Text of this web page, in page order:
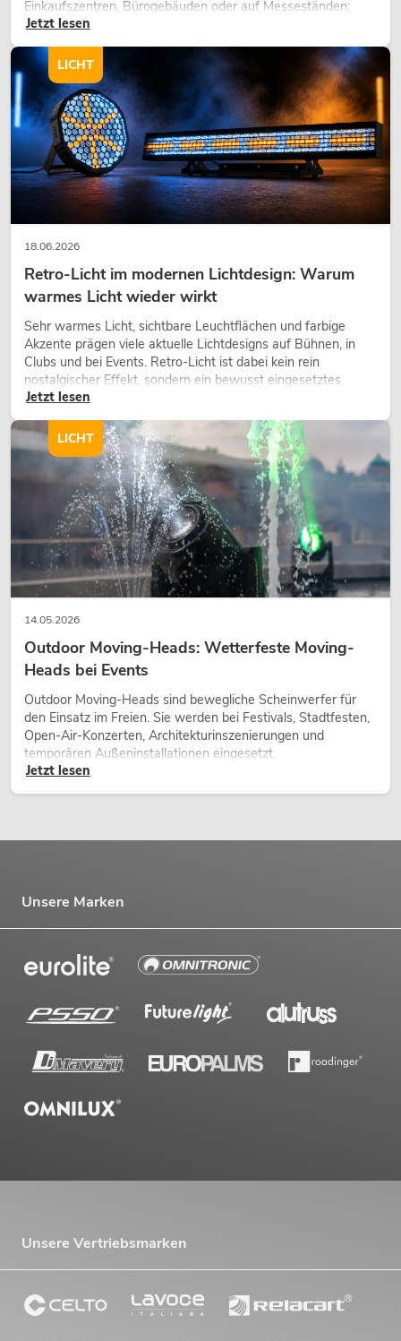
Einkaufszentren, Bürogebäuden oder auf Messeständen:
eine hochwertige Begrünung gehört heute längst zum
Jetzt lesen
18.06.2026
Retro-Licht im modernen Lichtdesign: Warum
warmes Licht wieder wirkt
Sehr warmes Licht, sichtbare Leuchtflächen und farbige
Akzente prägen viele aktuelle Lichtdesigns auf Bühnen, in
Clubs und bei Events. Retro-Licht ist dabei kein rein
nostalgischer Effekt, sondern ein bewusst eingesetztes
Gestaltungsmittel: Es schafft Atmosphäre, gibt Szenen
wirken lassen.
Jetzt lesen
LICHT
14.05.2026
Outdoor Moving-Heads: Wetterfeste Moving-
Heads bei Events
Outdoor Moving-Heads sind bewegliche Scheinwerfer für
den Einsatz im Freien. Sie werden bei Festivals, Stadtfesten,
Open-Air-Konzerten, Architekturinszenierungen und
temporären Außeninstallationen eingesetzt.
Jetzt lesen
LICHT
Unsere Marken
Unsere Vertriebsmarken